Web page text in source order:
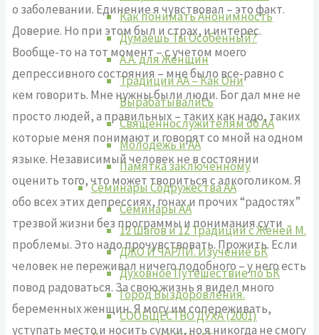
Как понимать Анонимность
Думаешь Ты Особенный?
А.А. для Женщин
Традиции АА – Как Они
Вырабатывались
Священнослужителям об АА
Молодёжь и АА
Памятка заключённому
Семинары Содружества АА
Семинары АА
12 Шагов и 12 Традиций с Женей М.
ДЖО И ЧАРЛИ. Изучение БК
Духовное Путешествие по БК
Город Выздоровления.
СООБЩЕСТВО ДУХА (2001)
о заболевании. Единение я чувствовал – это факт.
Доверие. Но при этом был и страх, и интерес.
Вообще-то на тот момент – с учетом моего
депрессивного состояния – мне было все-равно с
кем говорить. Мне нужны были люди. Бог дал мне не
просто людей, а правильных – таких как надо, таких
которые меня понимают и говорят со мной на одном
языке. Независимый человек не в состоянии
оценить того, что может твориться с алкоголиком. Я
обо всех этих депрессиях, гонах и прочих “радостях”
трезвой жизни без программы и понимания сути
проблемы. Это надо прочувствовать. Прожить. Если
человек не переживал ничего подобного – у него есть
повод радоваться. За свою жизнь я видел много
беременных женщин. Я могу им сопереживать,
уступать место и носить сумки, но я никогда не смогу